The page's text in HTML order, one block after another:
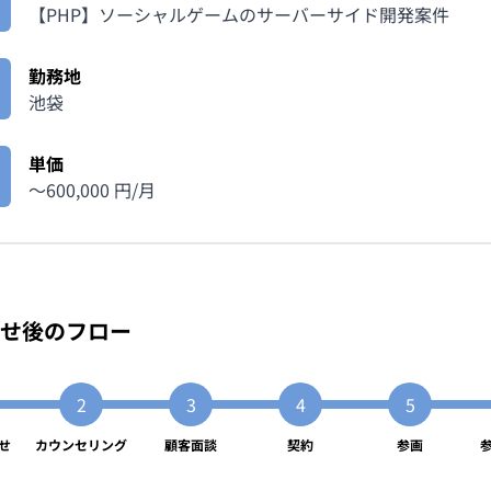
【PHP】ソーシャルゲームのサーバーサイド開発案件
勤務地
池袋
単価
〜600,000 円/月
後のフロー
カウンセリング 顧客面談 契約 参画